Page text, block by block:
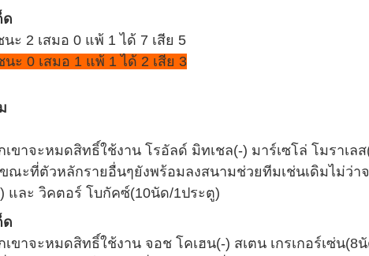
ด
ะ 2 เสมอ 0 แพ้ 1 ได้ 7 เสีย 5
ะ 0 เสมอ 1 แพ้ 1 ได้ 2 เสีย 3
าจะหมดสิทธิ์ใช้งาน โรอัลด์ มิทเชล(-) มาร์เซโล่ โมราเล
ณะที่ตัวหลักรายอื่นๆยังพร้อมลงสนามช่วยทีมเช่นเดิมไม่ว่า
และ วิคตอร์ โบกัคซ์(10นัด/1ประตู)
ด
าจะหมดสิทธิ์ใช้งาน จอช โคเฮน(-) สเตน เกรเกอร์เซ่น(8